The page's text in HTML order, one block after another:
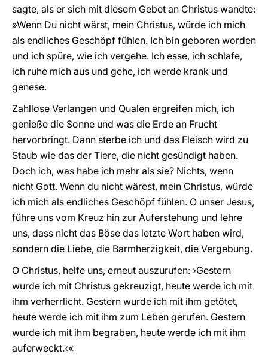
sagte, als er sich mit diesem Gebet an Christus wandte:
»Wenn Du nicht wärst, mein Christus, würde ich mich
als endliches Geschöpf fühlen. Ich bin geboren worden
und ich spüre, wie ich vergehe. Ich esse, ich schlafe,
ich ruhe mich aus und gehe, ich werde krank und
genese.
Zahllose Verlangen und Qualen ergreifen mich, ich
genieße die Sonne und was die Erde an Frucht
hervorbringt. Dann sterbe ich und das Fleisch wird zu
Staub wie das der Tiere, die nicht gesündigt haben.
Doch ich, was habe ich mehr als sie? Nichts, wenn
nicht Gott. Wenn du nicht wärest, mein Christus, würde
ich mich als endliches Geschöpf fühlen. O unser Jesus,
führe uns vom Kreuz hin zur Auferstehung und lehre
uns, dass nicht das Böse das letzte Wort haben wird,
sondern die Liebe, die Barmherzigkeit, die Vergebung.
O Christus, helfe uns, erneut auszurufen: ›Gestern
wurde ich mit Christus gekreuzigt, heute werde ich mit
ihm verherrlicht. Gestern wurde ich mit ihm getötet,
heute werde ich mit ihm zum Leben gerufen. Gestern
wurde ich mit ihm begraben, heute werde ich mit ihm
auferweckt.‹«